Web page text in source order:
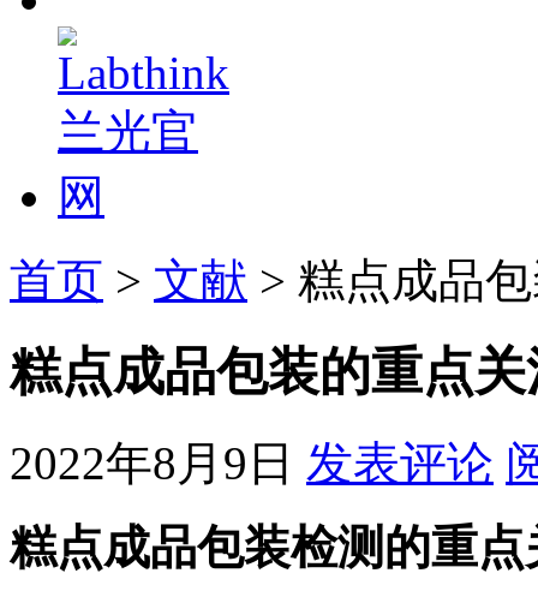
首页 > 文献 > 糕点成品
糕点成品包装的重点
2022年8月9日 发表评论
糕点成品包装检测的重